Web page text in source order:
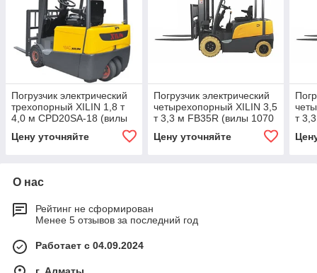
Погрузчик электрический
трехопорный XILIN 1,8 т
4,0 м CPD20SA-18 (вилы
Цену уточняйте
Погрузчик электрический
четырехопорный XILIN 3,5
т 3,3 м FB35R (вилы 1070
Цену уточняйте
т
О нас
Рейтинг не сформирован
Менее 5 отзывов за последний год
Работает с 04.09.2024